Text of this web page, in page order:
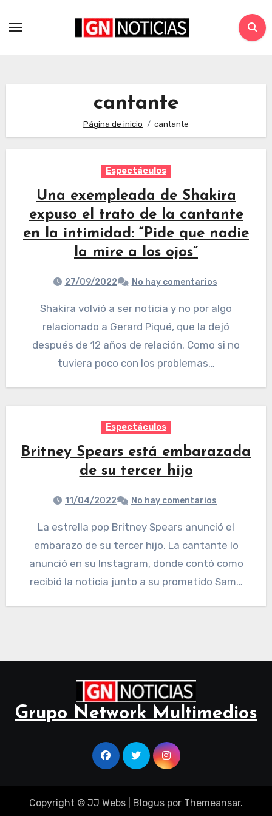
cantante
Página de inicio cantante
Espectáculos
Una exempleada de Shakira
expuso el trato de la cantante
en la intimidad: “Pide que nadie
la mire a los ojos”
27/09/2022 No hay comentarios
Shakira volvió a ser noticia y no por algo
relacionado a Gerard Piqué, que la dejó
después de 12 años de relación. Como si no
tuviera poco con los problemas…
Espectáculos
Britney Spears está embarazada
de su tercer hijo
11/04/2022 No hay comentarios
La estrella pop Britney Spears anunció el
embarazo de su tercer hijo. La cantante lo
anunció en su Instagram, donde contó como
recibió la noticia junto a su prometido Sam…
Grupo Network Multimedios
Copyright © JJ Webs Blogus por Themeansar.